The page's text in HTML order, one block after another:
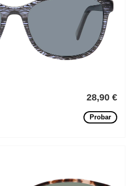
28,90 €
Probar